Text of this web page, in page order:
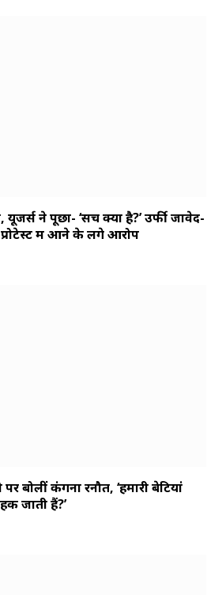
यूजर्स ने पूछा- ‘सच क्या है?’ उर्फी जावेद-
में आने के लगे आरोप
बोलीं कंगना रनौत, ‘हमारी बेटियां
जाती हैं?’